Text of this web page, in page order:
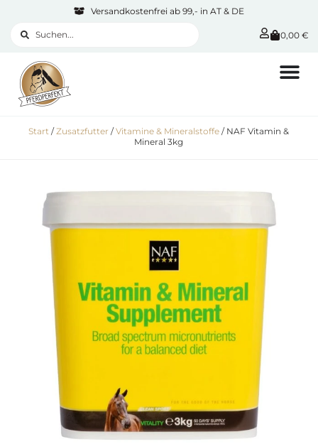
Versandkostenfrei ab 99,- in AT & DE
0,00 €
Start /Zusatzfutter /Vitamine & Mineralstoffe / NAF Vitamin &
Mineral 3kg